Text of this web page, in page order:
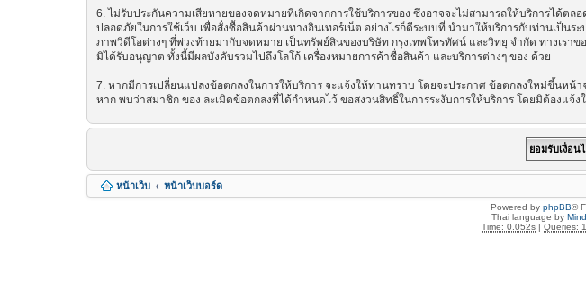
6. ไม่รับประกันความเสียหายของจดหมายที่เกิดจากการใช้บริการของ ซึ่งอาจจะไม่สามารถให้บริการได้ต
ปลอดภัยในการใช้เว็บ เพื่อสั่งซื้อสินค้าผ่านทางอินเทอร์เน็ต อย่างไรก็ดีระบบที่ นำมาให้บริการกับท่านเป็
ภาพวิดีโอต่างๆ ที่พ่วงท้ายมากับจดหมาย เป็นทรัพย์สินของบริษัท กรุงเทพโทรทัศน์ และวิทยุ จำกัด ทางเร
มิได้รับอนุญาต ทั้งนี้มีผลบังคับรวมไปถึงโลโก้ เครื่องหมายการค้าชื่อสินค้า และบริการต่างๆ ของ ด้วย
7. หากมีการเปลี่ยนแปลงข้อตกลงในการให้บริการ จะแจ้งให้ท่านทราบ โดยจะประกาศ ข้อตกลงใหม่ขึ้นห
หาก พบว่าสมาชิก ของ ละเมิดข้อตกลงที่ได้กำหนดไว้ ขอสงวนสิทธิ์ในการระงับการให้บริการ โดยมิต้องแจ้ง
หน้าเว็บ หน้าเว็บบอร์ด
Powered by phpBB®
Thai language by
Time: 0.052s | Queries: